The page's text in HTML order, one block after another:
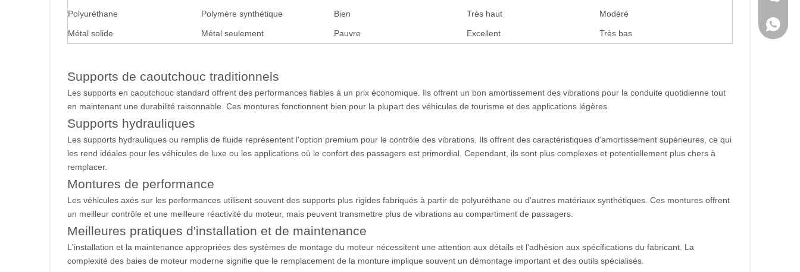
Polyuréthane Polymère synthétique Bien Très haut Modéré
Métal solide Métal seulement Pauvre Excellent Très bas
Supports de caoutchouc traditionnels
Les supports en caoutchouc standard offrent des performances fiables à un prix économique. Ils offrent un bon amortissement des vibrations pour la conduite quotidienne tout
en maintenant une durabilité raisonnable. Ces montures fonctionnent bien pour la plupart des véhicules de tourisme et des applications légères.
Supports hydrauliques
Les supports hydrauliques ou remplis de fluide représentent l'option premium pour le contrôle des vibrations. Ils offrent des caractéristiques d'amortissement supérieures, ce qui
les rend idéales pour les véhicules de luxe ou les applications où le confort des passagers est primordial. Cependant, ils sont plus complexes et potentiellement plus chers à
remplacer.
Montures de performance
Les véhicules axés sur les performances utilisent souvent des supports plus rigides fabriqués à partir de polyuréthane ou d'autres matériaux synthétiques. Ces montures offrent
un meilleur contrôle et une meilleure réactivité du moteur, mais peuvent transmettre plus de vibrations au compartiment de passagers.
Meilleures pratiques d'installation et de maintenance
L'installation et la maintenance appropriées des systèmes de montage du moteur nécessitent une attention aux détails et l'adhésion aux spécifications du fabricant. La
complexité des baies de moteur moderne signifie que le remplacement de la monture implique souvent un démontage important et des outils spécialisés.